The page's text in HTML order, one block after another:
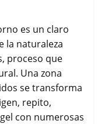
es un claro
la naturaleza
proceso que
Una zona
se transforma
repito,
con numerosas